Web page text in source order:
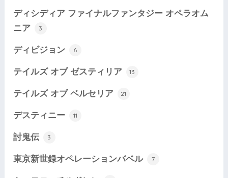
ディシディア ファイナルファンタジー オペラオム
ニア
3
ディビジョン 6
テイルズ オブ ゼスティリア 13
テイルズ オブ ベルセリア 21
デスティニー 11
討鬼伝 3
東京新世録オペレーションバベル 7